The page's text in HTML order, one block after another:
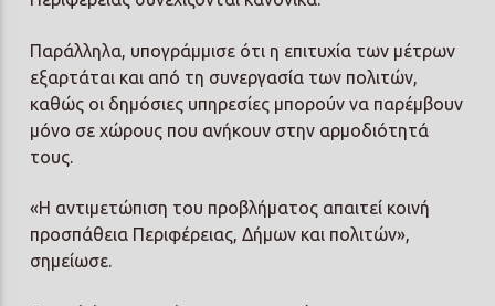
Παράλληλα, υπογράμμισε ότι η επιτυχία των μέτρων
εξαρτάται και από τη συνεργασία των πολιτών,
καθώς οι δημόσιες υπηρεσίες μπορούν να παρέμβουν
μόνο σε χώρους που ανήκουν στην αρμοδιότητά
τους.
«Η αντιμετώπιση του προβλήματος απαιτεί κοινή
προσπάθεια Περιφέρειας, Δήμων και πολιτών»,
σημείωσε.